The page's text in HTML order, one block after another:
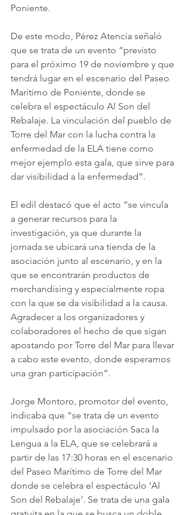
Poniente.
De este modo, Pérez Atencia señaló
que se trata de un evento “previsto
para el próximo 19 de noviembre y que
tendrá lugar en el escenario del Paseo
Marítimo de Poniente, donde se
celebra el espectáculo Al Son del
Rebalaje. La vinculación del pueblo de
Torre del Mar con la lucha contra la
enfermedad de la ELA tiene como
mejor ejemplo esta gala, que sirve para
dar visibilidad a la enfermedad”.
El edil destacó que el acto “se vincula
a generar recursos para la
investigación, ya que durante la
jornada se ubicará una tienda de la
asociación junto al escenario, y en la
que se encontrarán productos de
merchandising y especialmente ropa
con la que se da visibilidad a la causa.
Agradecer a los organizadores y
colaboradores el hecho de que sigan
apostando por Torre del Mar para llevar
a cabo este evento, donde esperamos
una gran participación”.
Jorge Montoro, promotor del evento,
indicaba que “se trata de un evento
impulsado por la asociación Saca la
Lengua a la ELA, que se celebrará a
partir de las 17:30 horas en el escenario
del Paseo Marítimo de Torre del Mar
donde se celebra el espectáculo ‘Al
Son del Rebalaje’. Se trata de una gala